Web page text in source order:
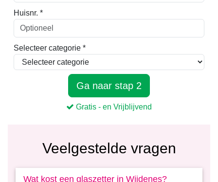
Veelgestelde vragen
Wat kost een glaszetter in Wijdenes?